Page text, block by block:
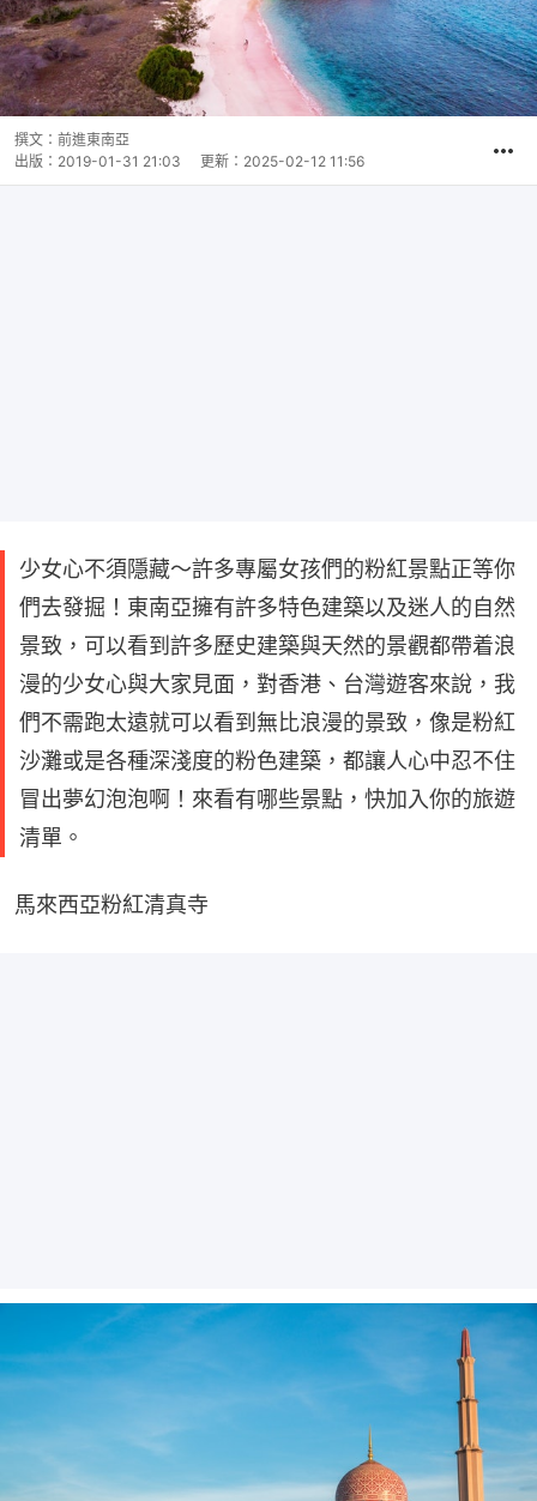
撰文： 前進東南亞
出版： 2019-01-31 21:03 更新： 2025-02-12 11:56
少女心不須隱藏～許多專屬女孩們的粉紅景點正等你
們去發掘！東南亞擁有許多特色建築以及迷人的自然
景致，可以看到許多歷史建築與天然的景觀都帶着浪
漫的少女心與大家見面，對香港、台灣遊客來說，我
們不需跑太遠就可以看到無比浪漫的景致，像是粉紅
沙灘或是各種深淺度的粉色建築，都讓人心中忍不住
冒出夢幻泡泡啊！來看有哪些景點，快加入你的旅遊
清單。
馬來西亞粉紅清真寺